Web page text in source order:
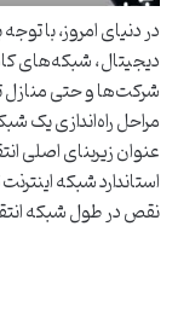
در دنیای امروز، با
دیجیتال، شبکه‌های
شرکت‌ها و حتی منازل
مراحل راه‌اندازی
عنوان زیربنای
استاندارد شبکه
نقص در طول شبکه